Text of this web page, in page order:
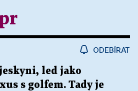
ODEBÍRAT
led jako
s golfem. Tady je